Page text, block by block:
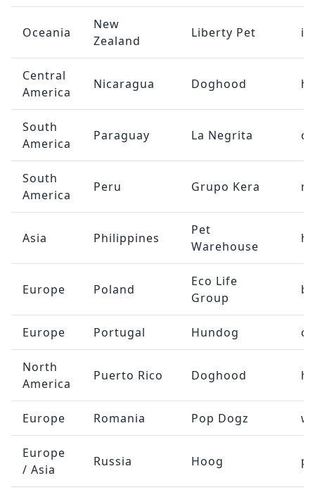
Oceania
New
Zealand
Liberty Pet
Central
America
Nicaragua Doghood
South
America
Paraguay La Negrita
South
America
Peru Grupo Kera
Asia Philippines
Pet
Warehouse
Europe Poland
Eco Life
Group
Europe Portugal Hundog
North
America
Puerto Rico Doghood
Europe Romania Pop Dogz
Europe
/ Asia
Russia Hoog